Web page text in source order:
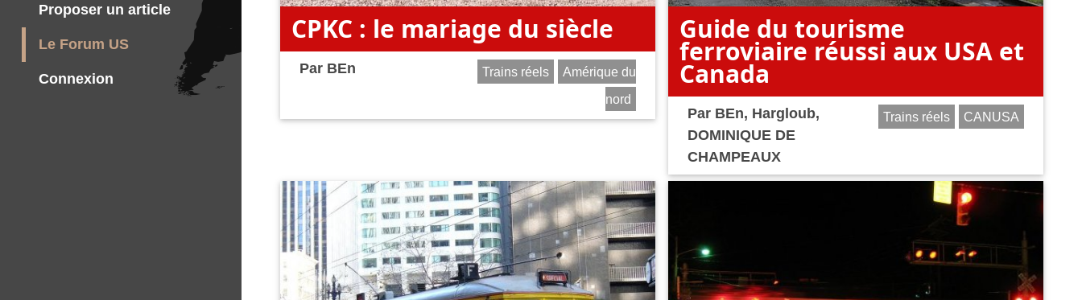
Proposer un article
Le Forum US
Connexion
CPKC : le mariage du siècle
Par BEn Trains réels
Amérique du
nord
Guide du tourisme
ferroviaire réussi aux USA et
Canada
Par BEn, Hargloub,
DOMINIQUE DE
CHAMPEAUX
Trains réels CANUSA